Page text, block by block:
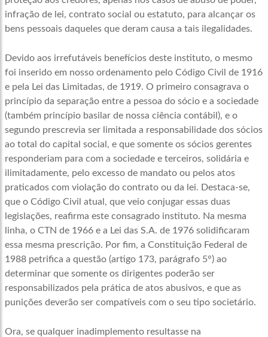
infração de lei, contrato social ou estatuto, para alcançar os
bens pessoais daqueles que deram causa a tais ilegalidades.
Devido aos irrefutáveis benefícios deste instituto, o mesmo
foi inserido em nosso ordenamento pelo Código Civil de 1916
e pela Lei das Limitadas, de 1919. O primeiro consagrava o
princípio da separação entre a pessoa do sócio e a sociedade
(também princípio basilar de nossa ciência contábil), e o
segundo prescrevia ser limitada a responsabilidade dos sócios
ao total do capital social, e que somente os sócios gerentes
responderiam para com a sociedade e terceiros, solidária e
ilimitadamente, pelo excesso de mandato ou pelos atos
praticados com violação do contrato ou da lei. Destaca-se,
que o Código Civil atual, que veio conjugar essas duas
legislações, reafirma este consagrado instituto. Na mesma
linha, o CTN de 1966 e a Lei das S.A. de 1976 solidificaram
essa mesma prescrição. Por fim, a Constituição Federal de
1988 petrifica a questão (artigo 173, parágrafo 5°) ao
determinar que somente os dirigentes poderão ser
responsabilizados pela prática de atos abusivos, e que as
punições deverão ser compatíveis com o seu tipo societário.
Ora, se qualquer inadimplemento resultasse na